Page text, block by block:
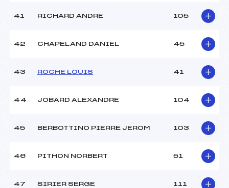
41 RICHARD ANDRE 105
42 CHAPELAND DANIEL 45
43 ROCHE LOUIS 41
44 JOBARD ALEXANDRE 104
45 BERBOTTINO PIERRE JEROM 103
46 PITHON NORBERT 51
47 SIRIER SERGE 111